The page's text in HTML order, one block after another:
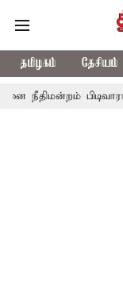
தமிழகம் தேசியம்
பிடிவாராண்ட்